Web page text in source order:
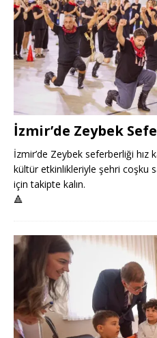
İzmir’de Zeybek
İzmir’de Zeybek seferberliği hız
kültür etkinlikleriyle şehri coşku
için takipte kalın.
🔺